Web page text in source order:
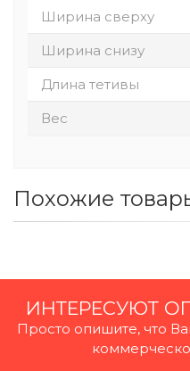
Ширина сверху
Ширина снизу
Длина тетивы
Вес
Похожие
ИНТЕРЕСУЮТ
Просто опишите, что